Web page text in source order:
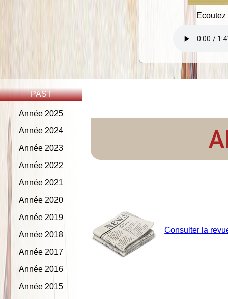
PAST
Année 2025
Année 2024
Année 2023
Année 2022
Année 2021
Année 2020
Année 2019
Année 2018
Année 2017
Année 2016
Année 2015
Consulter la